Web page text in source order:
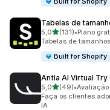
Tabelas de
5,0de 5 estrelas
(131)
131 avaliações ao
•Plano
Tabelas de
Built for Shopify
Antla AI Virtual Try
5,0de 5 estrelas
(49)
49 avaliações ao
•
Faça os clientes
IA